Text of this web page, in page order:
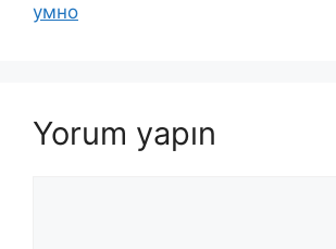
умно
Yorum yapın